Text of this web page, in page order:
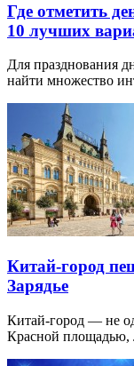
Где отметить
10 лучших
Для празднования
найти множество
Китай-город
Зарядье
Китай-город — не
Красной площадью,